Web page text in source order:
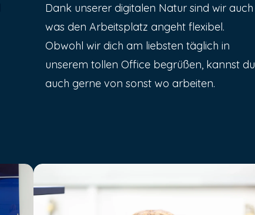
Dank unserer digitalen Natur sind wir auch
was den Arbeitsplatz angeht flexibel.
Obwohl wir dich am liebsten täglich in
unserem tollen Office begrüßen, kannst du
auch gerne von sonst wo arbeiten.